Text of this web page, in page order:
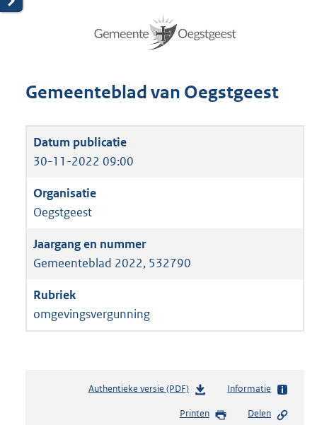
Gemeenteblad van Oegstgeest
30-11-2022 09:00
Oegstgeest
Gemeenteblad 2022, 532790
omgevingsvergunning
Authentieke versie (PDF)b
s
Informatie
Printen Delen